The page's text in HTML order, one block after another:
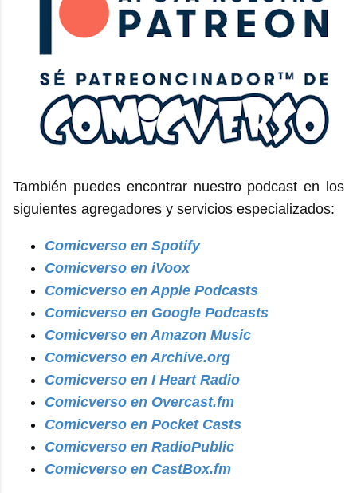
También puedes encontrar nuestro podcast en los
siguientes agregadores y servicios especializados:
Comicverso en Spotify
Comicverso en iVoox
Comicverso en Apple Podcasts
Comicverso en Google Podcasts
Comicverso en Amazon Music
Comicverso en Archive.org
Comicverso en I Heart Radio
Comicverso en Overcast.fm
Comicverso en Pocket Casts
Comicverso en RadioPublic
Comicverso en CastBox.fm